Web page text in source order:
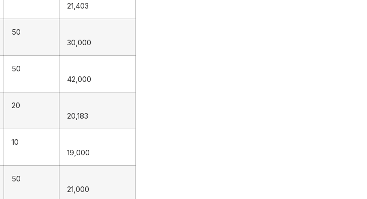
21,403
50
30,000
50
42,000
20
20,183
10
19,000
50
21,000